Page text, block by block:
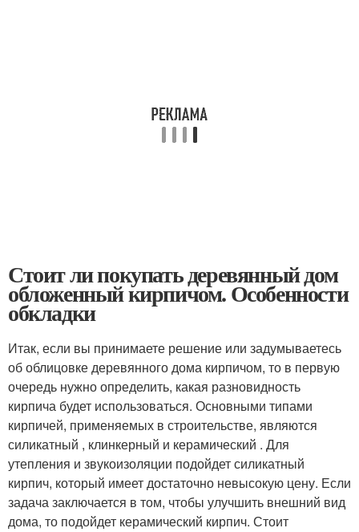
Стоит ли покупать деревянный дом
обложенный кирпичом. Особенности
обкладки
Итак, если вы принимаете решение или задумываетесь
об облицовке деревянного дома кирпичом, то в первую
очередь нужно определить, какая разновидность
кирпича будет использоваться. Основными типами
кирпичей, применяемых в строительстве, являются
силикатный , клинкерный и керамический . Для
утепления и звукоизоляции подойдет силикатный
кирпич, который имеет достаточно невысокую цену. Если
задача заключается в том, чтобы улучшить внешний вид
дома, то подойдет керамический кирпич. Стоит